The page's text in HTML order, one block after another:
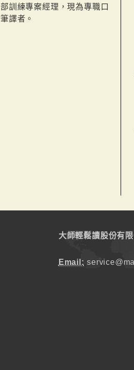
部訓練專案經理，現為專職口
筆譯者。
大師輕鬆讀股份有限
Email: